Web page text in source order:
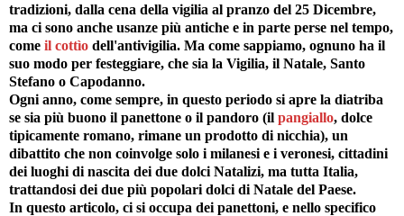
tradizioni, dalla cena della vigilia al pranzo del 25 Dicembre,
ma ci sono anche usanze più antiche e in parte perse nel tempo,
come il cottìo dell'antivigilia. Ma come sappiamo, ognuno ha il
suo modo per festeggiare, che sia la Vigilia, il Natale, Santo
Stefano o Capodanno.
Ogni anno, come sempre, in questo periodo si apre la diatriba
se sia più buono il panettone o il pandoro (il pangiallo, dolce
tipicamente romano, rimane un prodotto di nicchia), un
dibattito che non coinvolge solo i milanesi e i veronesi, cittadini
dei luoghi di nascita dei due dolci Natalizi, ma tutta Italia,
trattandosi dei due più popolari dolci di Natale del Paese.
In questo articolo, ci si occupa dei panettoni, e nello specifico